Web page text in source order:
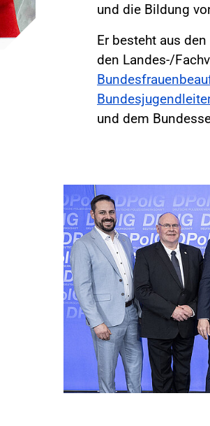
und die Bildung
Er besteht aus
den Landes-/
Bundesjugendleiter
und dem